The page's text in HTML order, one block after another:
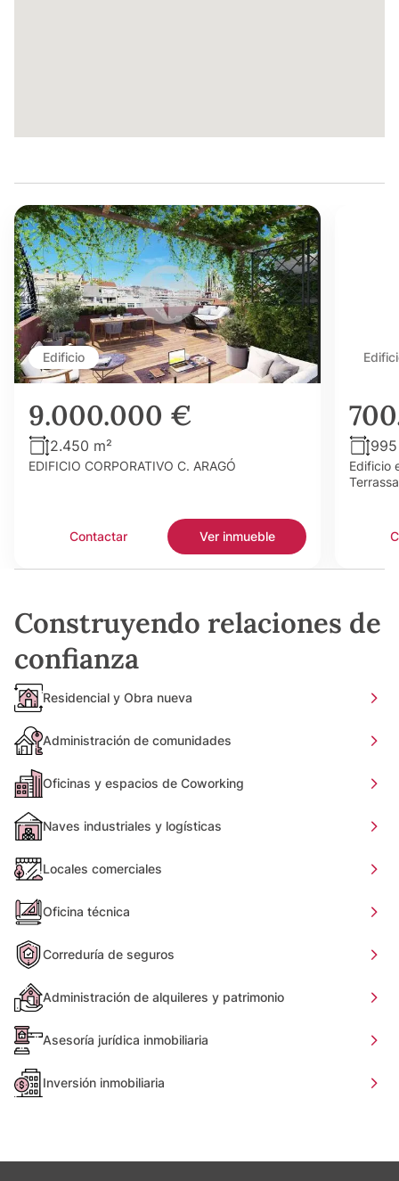
Edificio
9.000.000 €
2.450 m²
EDIFICIO CORPORATIVO C. ARAGÓ
Contactar Ver inmueble
Edificio
Construyendo relaciones de
confianza
Residencial y Obra nueva
Administración de comunidades
Oficinas y espacios de Coworking
Naves industriales y logísticas
Locales comerciales
Oficina técnica
Correduría de seguros
Administración de alquileres y patrimonio
Asesoría jurídica inmobiliaria
Inversión inmobiliaria